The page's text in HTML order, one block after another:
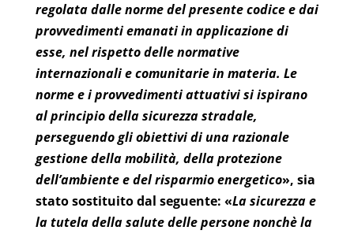
regolata dalle norme del presente codice e dai
provvedimenti emanati in applicazione di
esse, nel rispetto delle normative
internazionali e comunitarie in materia. Le
norme e i provvedimenti attuativi si ispirano
al principio della sicurezza stradale,
perseguendo gli obiettivi di una razionale
gestione della mobilità, della protezione
dell’ambiente e del risparmio energetico», sia
stato sostituito dal seguente: «La sicurezza e
la tutela della salute delle persone nonchè la